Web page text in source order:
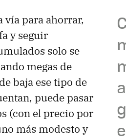
vía para ahorrar,
y seguir
solo se
megas de
baja ese tipo de
puede pasar
(con el precio por
más modesto y